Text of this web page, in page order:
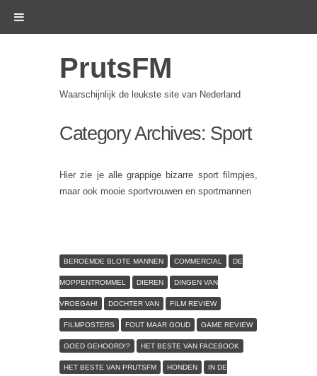
PrutsFM
Waarschijnlijk de leukste site van Nederland
Category Archives: Sport
Hier zie je alle grappige bizarre sport filmpjes,
maar ook mooie sportvrouwen en sportmannen
BEROEMDE BLOTE MANNEN COMMERCIAL DE
MOPPENTROMMEL DIEREN DINGEN VAN
VROEGAH! DOCHTER VAN FILM REVIEW
FILMPOSTERS FOUT MAAR GOUD GAME REVIEW
GOED GEHOORD!? HET BESTE VAN FACEBOOK
HET BESTE VAN PRUTSFM HONDEN IN DE